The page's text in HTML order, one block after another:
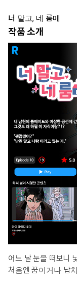
너 말고, 네 룸메
작품 소개
어느 날 눈을 떠보니
처음엔 꿈이거나 납